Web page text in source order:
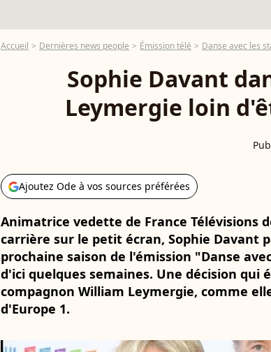
Accueil Dernières news people Émission télé Danse avec les
Sophie Davant
Leymergie loin
Ajoutez Ode à vos sources préférées
Animatrice vedette de France Télévisions
carrière sur le petit écran, Sophie Davant
prochaine saison de l'émission "Danse
d'ici quelques semaines. Une décision qui
compagnon William Leymergie, comme
d'Europe 1.